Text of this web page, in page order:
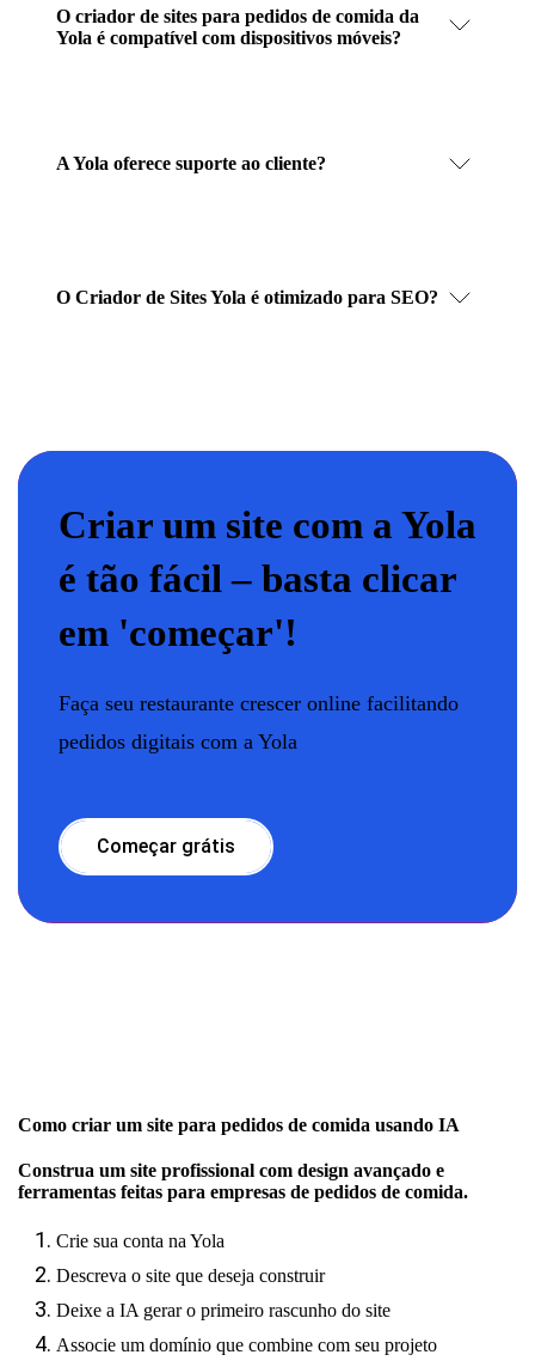
O criador de sites para pedidos de comida da
Yola é compatível com dispositivos móveis?
A Yola oferece suporte ao cliente?
O Criador de Sites Yola é otimizado para SEO?
Criar um site com a Yola
é tão fácil – basta clicar
em 'começar'!
Faça seu restaurante crescer online facilitando
pedidos digitais com a Yola
Começar grátis
Como criar um site para pedidos de comida usando IA
Construa um site profissional com design avançado e
ferramentas feitas para empresas de pedidos de comida.
Crie sua conta na Yola
Descreva o site que deseja construir
Deixe a IA gerar o primeiro rascunho do site
Associe um domínio que combine com seu projeto